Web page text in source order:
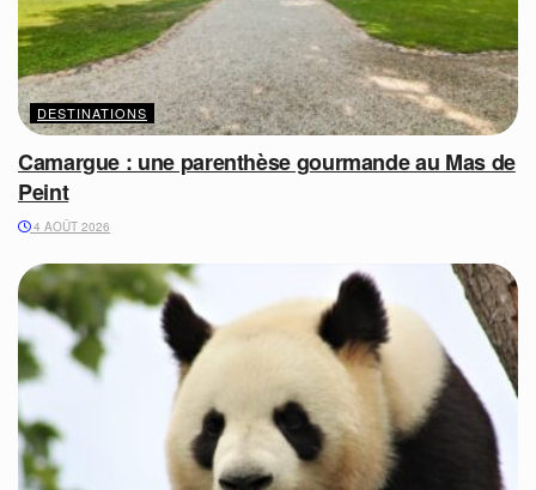
DESTINATIONS
Camargue : une parenthèse gourmande au Mas de
Peint
4 AOÛT 2026